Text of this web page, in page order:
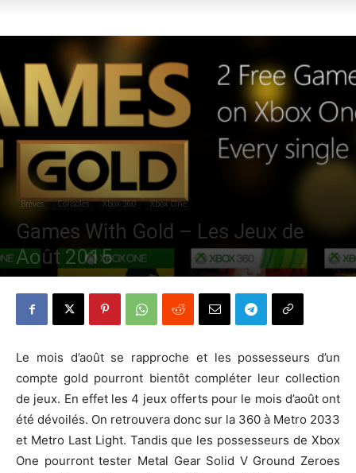
Brèves Consoles Xbox 360 Xbox One
Games With Gold – Les Jeux de
Août 2015
Le mois d’août se rapproche et les possesseurs d’un
compte gold pourront bientôt compléter leur collection
de jeux. En effet les 4 jeux offerts pour le mois d’août ont
été dévoilés. On retrouvera donc sur la 360 à Metro 2033
et Metro Last Light. Tandis que les possesseurs de Xbox
One pourront tester Metal Gear Solid V Ground Zeroes